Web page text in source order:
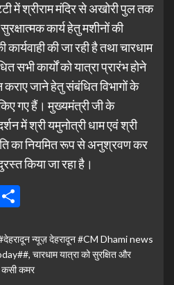
में श्रीराम मंदिर से अखोरी पुल तक
कार्य हेतु मशीनों की
की जा रही है तथा चारधाम
सभी कार्यों को यात्रा प्रारंभ होने
जाने हेतु संबंधित विभागों के
किए गए हैं। मुख्यमंत्री जी के
में श्री यमुनोत्री धाम एवं श्री
का नियमित रूप से अनुश्रवण कर
किया जा रहा है।
न्यूज़ देहरादून #CM Dhami news
, चारधाम यात्रा को सुरक्षित और
कसी कमर